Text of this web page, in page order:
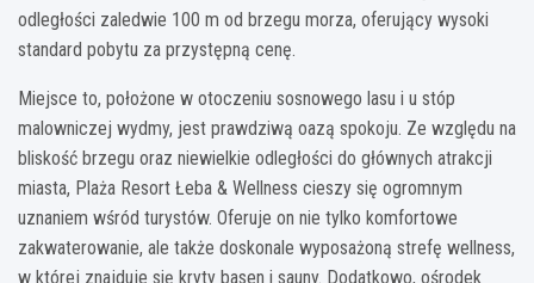
odległości zaledwie 100 m od brzegu morza, oferujący wysoki
standard pobytu za przystępną cenę.
Miejsce to, położone w otoczeniu sosnowego lasu i u stóp
malowniczej wydmy, jest prawdziwą oazą spokoju. Ze względu na
bliskość brzegu oraz niewielkie odległości do głównych atrakcji
miasta, Plaża Resort Łeba & Wellness cieszy się ogromnym
uznaniem wśród turystów. Oferuje on nie tylko komfortowe
zakwaterowanie, ale także doskonale wyposażoną strefę wellness,
w której znajduje się kryty basen i sauny. Dodatkowo, ośrodek